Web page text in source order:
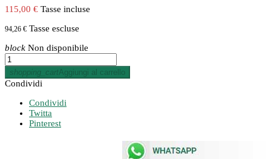
115,00 € Tasse incluse
94,26 € Tasse escluse
block Non disponibile
shopping_cartAggiungi al carrello
Condividi
Condividi
Twitta
Pinterest